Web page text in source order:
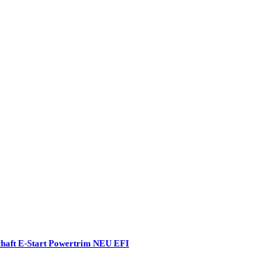
E-Start Powertrim NEU EFI